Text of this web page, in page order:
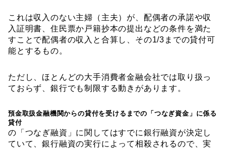
これは収入のない主婦（主夫）が、配偶者の承諾や収
入証明書、住民票か戸籍抄本の提出などの条件を満た
すことで配偶者の収入と合算し、その1/3 までの貸付可
能とするもの。
ただし、ほとんどの大手消費者金融会社では取り扱っ
ておらず、銀行でも制限する動きがあります。
預金取扱金融機関からの貸付を受けるまでの「つなぎ資金」に係る
貸付
の「つなぎ融資」に関してはすでに銀行融資が決定し
ていて、銀行融資の実行によって相殺されるので、実